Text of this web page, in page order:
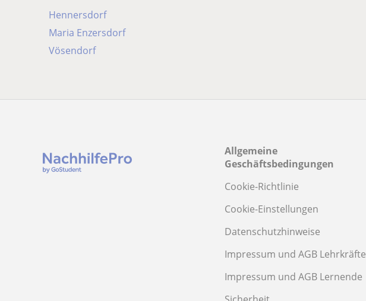
Hennersdorf
Maria Enzersdorf
Vösendorf
Allgemeine
Geschäftsbedingungen
Cookie-Richtlinie
Cookie-Einstellungen
Datenschutzhinweise
Impressum und AGB Lehrkräfte
Impressum und AGB Lernende